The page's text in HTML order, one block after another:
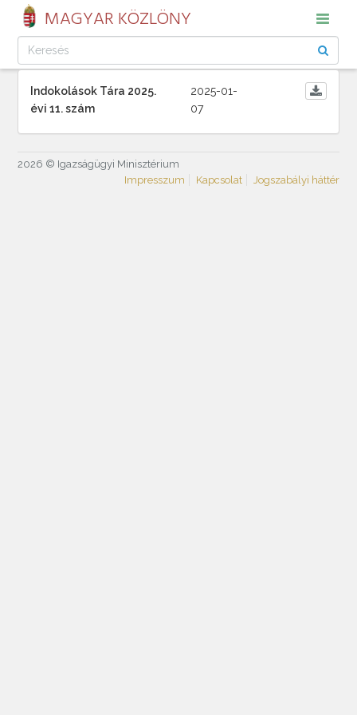
MAGYAR KÖZLÖNY
Indokolások Tára 2025.
évi 11. szám
2025-01-
07
2026 © Igazságügyi Minisztérium
Impresszum
Kapcsolat Jogszabályi háttér